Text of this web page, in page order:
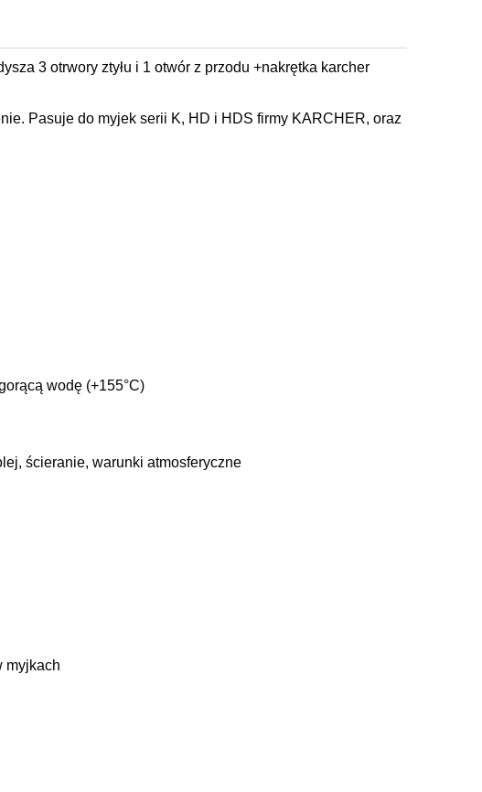
3 otrwory ztyłu i 1 otwór z przodu +nakrętka karcher
Pasuje do myjek serii K, HD i HDS firmy KARCHER, oraz
wodę (+155°C)
ścieranie, warunki atmosferyczne
myjkach